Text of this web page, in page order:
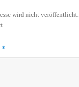
wird nicht veröffentlicht.
*